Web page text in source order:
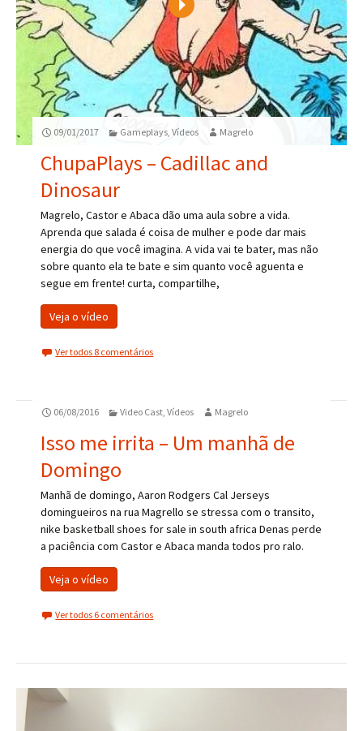
09/01/2017 Gameplays ,Vídeos Magrelo
ChupaPlays – Cadillac and
Dinosaur
Magrelo, Castor e Abaca dão uma aula sobre a vida.
Aprenda que salada é coisa de mulher e pode dar mais
energia do que você imagina. A vida vai te bater, mas não
sobre quanto ela te bate e sim quanto você aguenta e
segue em frente! curta, compartilhe,
Veja o vídeo
Ver todos 8 comentários
06/08/2016 Video Cast ,Vídeos Magrelo
Isso me irrita – Um manhã de
Domingo
Manhã de domingo, Aaron Rodgers Cal Jerseys
domingueiros na rua Magrello se stressa com o transito,
nike basketball shoes for sale in south africa Denas perde
a paciência com Castor e Abaca manda todos pro ralo.
Veja o vídeo
Ver todos 6 comentários